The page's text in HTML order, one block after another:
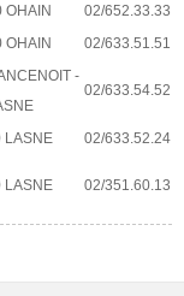
OHAIN
02/652.33.33
OHAIN 02/633.51.51
-
02/633.54.52
LASNE 02/633.52.24
LASNE 02/351.60.13